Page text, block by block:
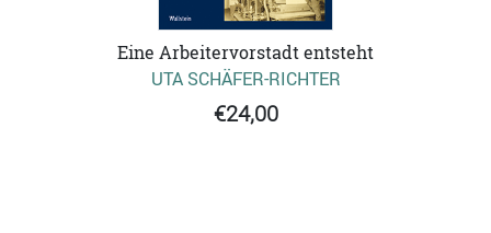
Eine Arbeitervorstadt entsteht
UTA SCHÄFER-RICHTER
€24,00